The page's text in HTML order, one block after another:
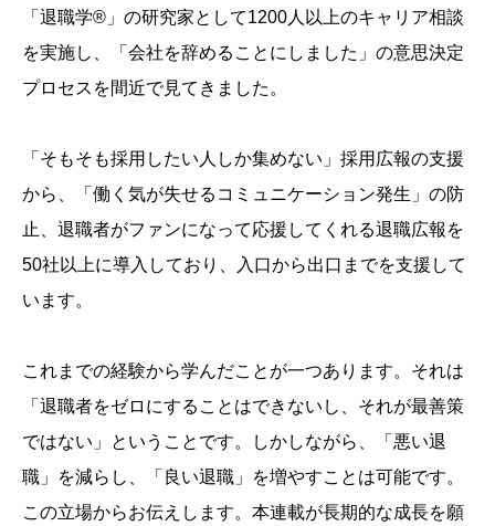
「退職学®︎」の研究家として1200人以上のキャリア相談
を実施し、「会社を辞めることにしました」の意思決定
プロセスを間近で見てきました。
「そもそも採用したい人しか集めない」採用広報の支援
から、「働く気が失せるコミュニケーション発生」の防
止、退職者がファンになって応援してくれる退職広報を
50社以上に導入しており、入口から出口までを支援して
います。
これまでの経験から学んだことが一つあります。それは
「退職者をゼロにすることはできないし、それが最善策
ではない」ということです。しかしながら、「悪い退
職」を減らし、「良い退職」を増やすことは可能です。
この立場からお伝えします。本連載が長期的な成長を願